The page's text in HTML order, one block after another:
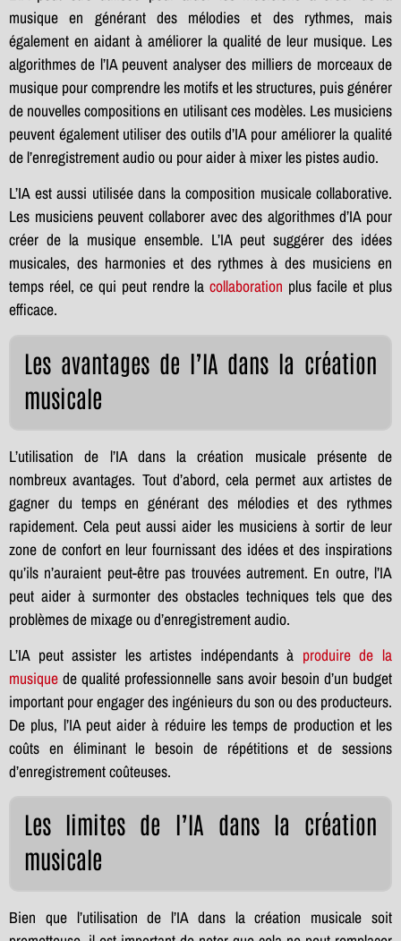
musique en générant des mélodies et des rythmes, mais
également en aidant à améliorer la qualité de leur musique. Les
algorithmes de l’IA peuvent analyser des milliers de morceaux de
musique pour comprendre les motifs et les structures, puis générer
de nouvelles compositions en utilisant ces modèles. Les musiciens
peuvent également utiliser des outils d’IA pour améliorer la qualité
de l’enregistrement audio ou pour aider à mixer les pistes audio.
L’IA est aussi utilisée dans la composition musicale collaborative.
Les musiciens peuvent collaborer avec des algorithmes d’IA pour
créer de la musique ensemble. L’IA peut suggérer des idées
musicales, des harmonies et des rythmes à des musiciens en
temps réel, ce qui peut rendre lacollaboration plus facile et plus
efficace.
Les avantages de l’IA dans la création
musicale
L’utilisation de l’IA dans la création musicale présente de
nombreux avantages. Tout d’abord, cela permet aux artistes de
gagner du temps en générant des mélodies et des rythmes
rapidement. Cela peut aussi aider les musiciens à sortir de leur
zone de confort en leur fournissant des idées et des inspirations
qu’ils n’auraient peut-être pas trouvées autrement. En outre, l’IA
peut aider à surmonter des obstacles techniques tels que des
problèmes de mixage ou d’enregistrement audio.
L’IA peut assister les artistes indépendants à produire de la
musique de qualité professionnelle sans avoir besoin d’un budget
important pour engager des ingénieurs du son ou des producteurs.
De plus, l’IA peut aider à réduire les temps de production et les
coûts en éliminant le besoin de répétitions et de sessions
d’enregistrement coûteuses.
Les limites de l’IA dans la création
musicale
Bien que l’utilisation de l’IA dans la création musicale soit